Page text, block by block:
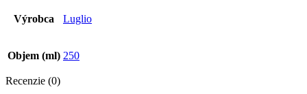
Výrobca Luglio
Objem (ml) 250
Recenzie (0)